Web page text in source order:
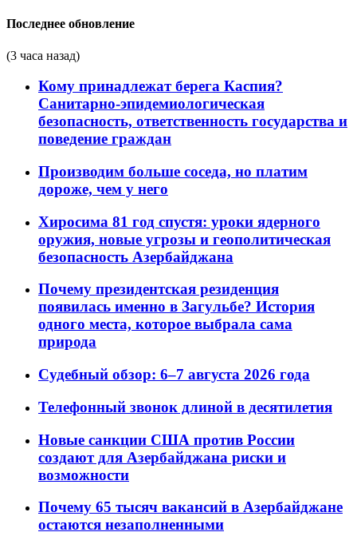
Последнее обновление
(3 часа назад)
Кому принадлежат берега Каспия?
Санитарно-эпидемиологическая
безопасность, ответственность государства и
поведение граждан
Производим больше соседа, но платим
дороже, чем у него
Хиросима 81 год спустя: уроки ядерного
оружия, новые угрозы и геополитическая
безопасность Азербайджана
Почему президентская резиденция
появилась именно в Загульбе? История
одного места, которое выбрала сама
природа
Судебный обзор: 6–7 августа 2026 года
Телефонный звонок длиной в десятилетия
Новые санкции США против России
создают для Азербайджана риски и
возможности
Почему 65 тысяч вакансий в Азербайджане
остаются незаполненными